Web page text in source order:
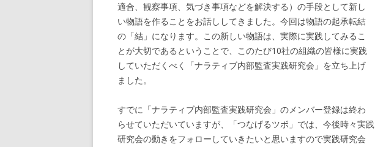
適合、観察事項、気づき事項などを解決する）の手段として新し
い物語を作ることをお話ししてきました。今回は物語の起承転結
の「結」になります。この新しい物語は、実際に実践してみるこ
とが大切であるということで、このたび10社の組織の皆様に実践
していただくべく「ナラティブ内部監査実践研究会」を立ち上げ
ました。
すでに「ナラティブ内部監査実践研究会」のメンバー登録は終わ
らせていただいていますが、「つなげるツボ」では、今後時々実践
研究会の動きをフォローしていきたいと思いますので実践研究会